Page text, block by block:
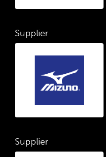
Supplier
Supplier